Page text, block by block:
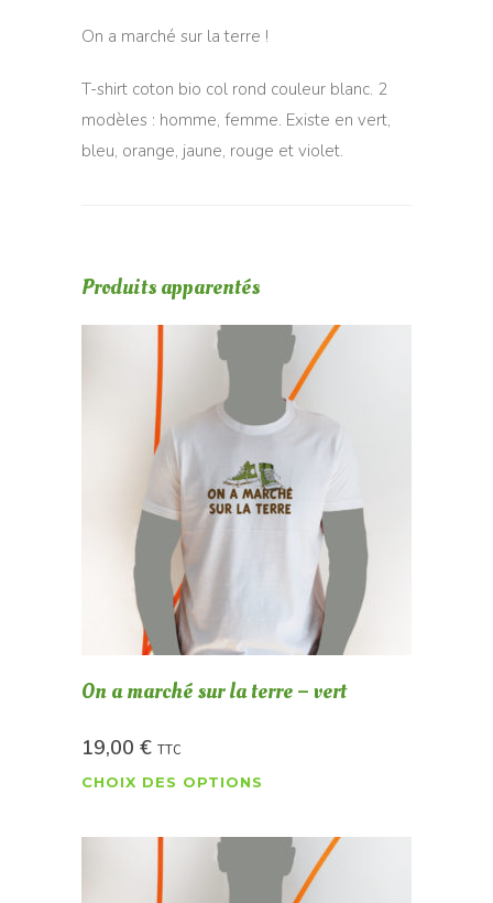
On a marché sur la terre !
T-shirt coton bio col rond couleur blanc. 2
modèles : homme, femme. Existe en vert,
bleu, orange, jaune, rouge et violet.
Produits apparentés
On a marché sur la terre – vert
19,00 € TTC
CHOIX DES OPTIONS